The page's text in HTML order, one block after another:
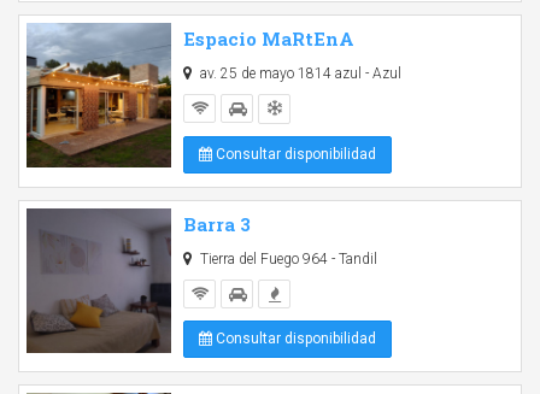
Espacio MaRtEnA
av. 25 de mayo 1814 azul - Azul
Consultar disponibilidad
Barra 3
Tierra del Fuego 964 - Tandil
Consultar disponibilidad